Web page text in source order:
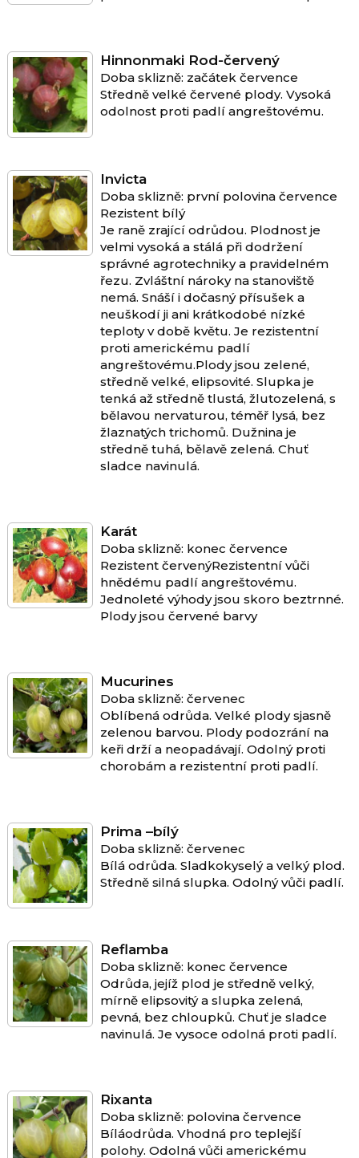
Hinnonmaki Rod-červený
Doba sklizně: začátek července
Středně velké červené plody. Vysoká
odolnost proti padlí angreštovému.
Invicta
Doba sklizně: první polovina července
Rezistent bílý
Je raně zrající odrůdou. Plodnost je
velmi vysoká a stálá při dodržení
správné agrotechniky a pravidelném
řezu. Zvláštní nároky na stanoviště
nemá. Snáší i dočasný přísušek a
neuškodí ji ani krátkodobé nízké
teploty v době květu. Je rezistentní
proti americkému padlí
angreštovému.Plody jsou zelené,
středně velké, elipsovité. Slupka je
tenká až středně tlustá, žlutozelená, s
bělavou nervaturou, téměř lysá, bez
žlaznatých trichomů. Dužnina je
středně tuhá, bělavě zelená. Chuť
sladce navinulá.
Karát
Doba sklizně: konec července
Rezistent červenýRezistentní vůči
hnědému padlí angreštovému.
Jednoleté výhody jsou skoro beztrnné.
Plody jsou červené barvy
Mucurines
Doba sklizně: červenec
Oblíbená odrůda. Velké plody sjasně
zelenou barvou. Plody podozrání na
keři drží a neopadávají. Odolný proti
chorobám a rezistentní proti padlí.
Prima –bílý
Doba sklizně: červenec
Bílá odrůda. Sladkokyselý a velký plod.
Středně silná slupka. Odolný vůči padlí.
Reflamba
Doba sklizně: konec července
Odrůda, jejíž plod je středně velký,
mírně elipsovitý a slupka zelená,
pevná, bez chloupků. Chuť je sladce
navinulá. Je vysoce odolná proti padlí.
Rixanta
Doba sklizně: polovina července
Bíláodrůda. Vhodná pro teplejší
polohy. Odolná vůči americkému